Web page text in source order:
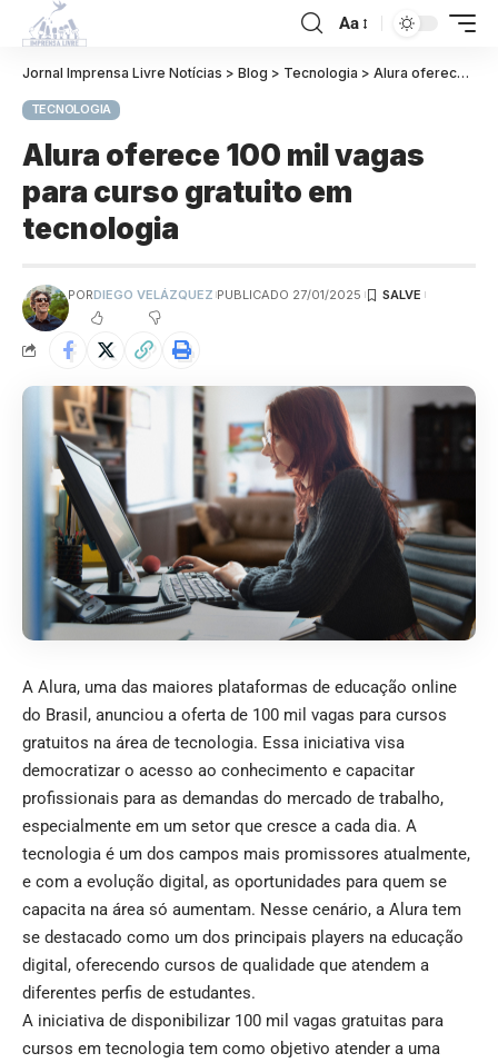
Aa
Jornal Imprensa Livre Notícias > Blog > Tecnologia > Alura oferece 100 mil vagas para curso gratuito em tecnologia
TECNOLOGIA
Alura oferece 100 mil vagas
para curso gratuito em
tecnologia
PORDIEGO VELÁZQUEZ PUBLICADO 27/01/2025
A Alura, uma das maiores plataformas de educação online
do Brasil, anunciou a oferta de 100 mil vagas para cursos
gratuitos na área de tecnologia. Essa iniciativa visa
democratizar o acesso ao conhecimento e capacitar
profissionais para as demandas do mercado de trabalho,
especialmente em um setor que cresce a cada dia. A
tecnologia é um dos campos mais promissores atualmente,
e com a evolução digital, as oportunidades para quem se
capacita na área só aumentam. Nesse cenário, a Alura tem
se destacado como um dos principais players na educação
digital, oferecendo cursos de qualidade que atendem a
diferentes perfis de estudantes.
A iniciativa de disponibilizar 100 mil vagas gratuitas para
cursos em tecnologia tem como objetivo atender a uma